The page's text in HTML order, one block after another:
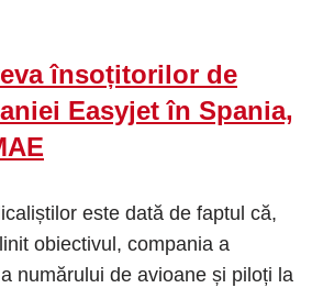
însoțitorilor de
Easyjet în Spania,
este dată de faptul că,
obiectivul, compania a
numărului de avioane și piloți la